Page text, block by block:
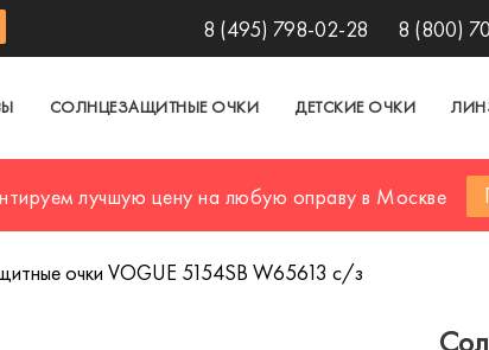
8 (495) 798-02-28 8 (800)
СОЛНЦЕЗАЩИТНЫЕ ОЧКИ ДЕТСКИЕ ОЧКИ
лучшую цену на любую оправу в Москве
очки VOGUE 5154SB W65613 c/з